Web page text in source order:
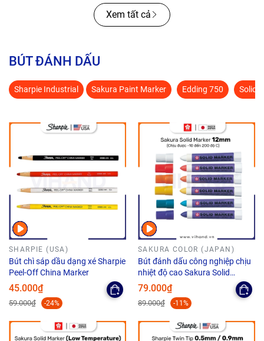
Xem tất cả
BÚT ĐÁNH DẤU
Sharpie Industrial Sakura Paint Marker Edding 750 Solid
SHARPIE (USA)
Bút chì sáp dầu dạng xé Sharpie
Peel-Off China Marker
45.000₫
59.000₫ -24%
SAKURA COLOR (JAPAN)
Bút đánh dấu công nghiệp chịu
nhiệt độ cao Sakura Solid
Marker High Temperature - Ngòi
12.0mm
79.000₫
89.000₫ -11%